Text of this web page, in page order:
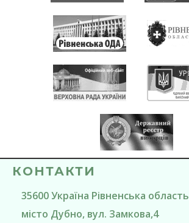
КОНТАКТИ
35600Україна Рівненська область
місто Дубно, вул. Замкова,4